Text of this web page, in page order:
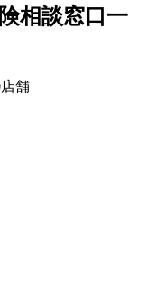
相談窓口一
店舗